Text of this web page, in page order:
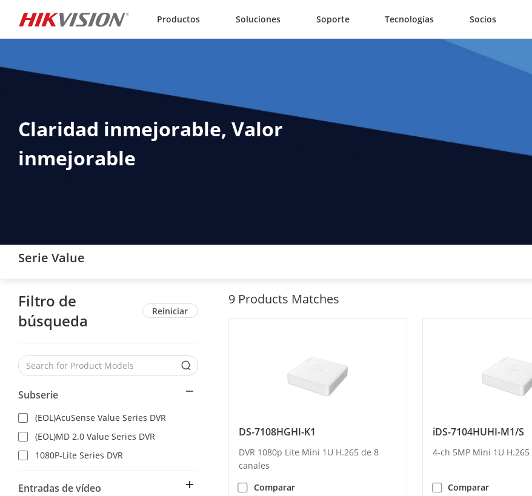
Productos Soluciones Soporte Tecnologías Socios
Claridad inmejorable, Valor
inmejorable
Serie Value
Filtro de
búsqueda
Reiniciar
Subserie
(EOL)AcuSense Value Series DVR
(EOL)MD 2.0 Value Series DVR
1080P-Lite Series DVR
Entradas de vídeo
9Products Matches
DS-7108HGHI-K1
DVR 1080p Lite Mini 1U H.265 de 8
canales
Comparar
iDS-7104HUHI-M1/S
4-ch 5MP Mini 1U H.265
Comparar